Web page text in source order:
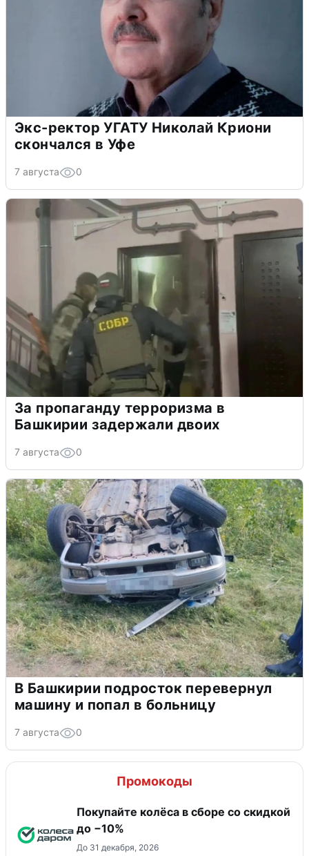
Экс-ректор УГАТУ Николай Криони
скончался в Уфе
7 августа 0
За пропаганду терроризма в
Башкирии задержали двоих
7 августа 0
В Башкирии подросток перевернул
машину и попал в больницу
7 августа 0
Промокоды
Покупайте колёса в сборе со скидкой
до −10%
До 31 декабря, 2026